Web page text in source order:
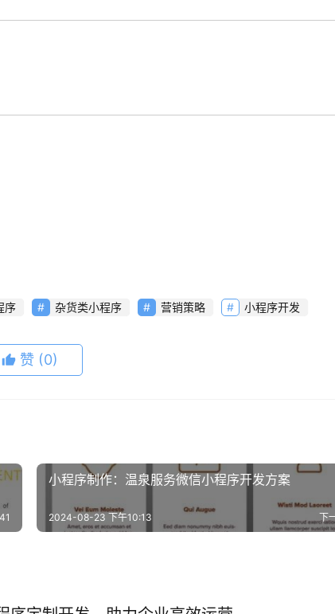
序 杂货类小程序 营销策略 小程序开发
赞 (0)
小程序制作：温泉服务微信小程序开发方案
下
2024-08-23 下午10:13